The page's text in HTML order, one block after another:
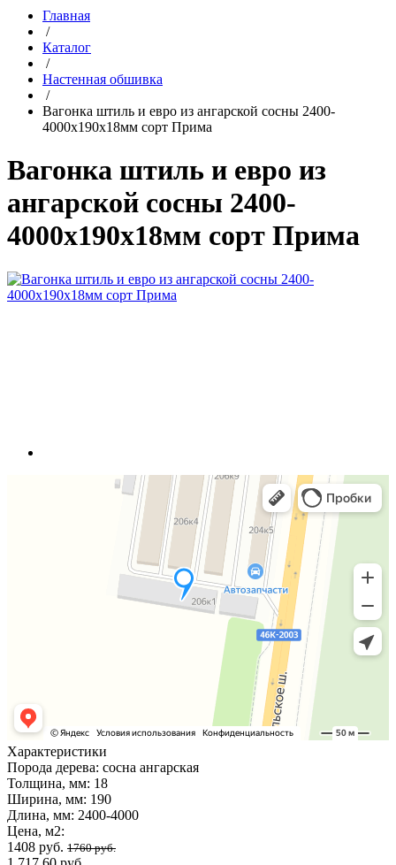
Главная
/
Каталог
/
Настенная обшивка
/
Вагонка штиль и евро из ангарской сосны 2400-
4000х190х18мм сорт Прима
Вагонка штиль и евро из
ангарской сосны 2400-
4000х190х18мм сорт Прима
Характеристики
Порода дерева: сосна ангарская
Толщина, мм: 18
Ширина, мм: 190
Длина, мм: 2400-4000
Цена, м2:
1408 руб. 1760 руб.